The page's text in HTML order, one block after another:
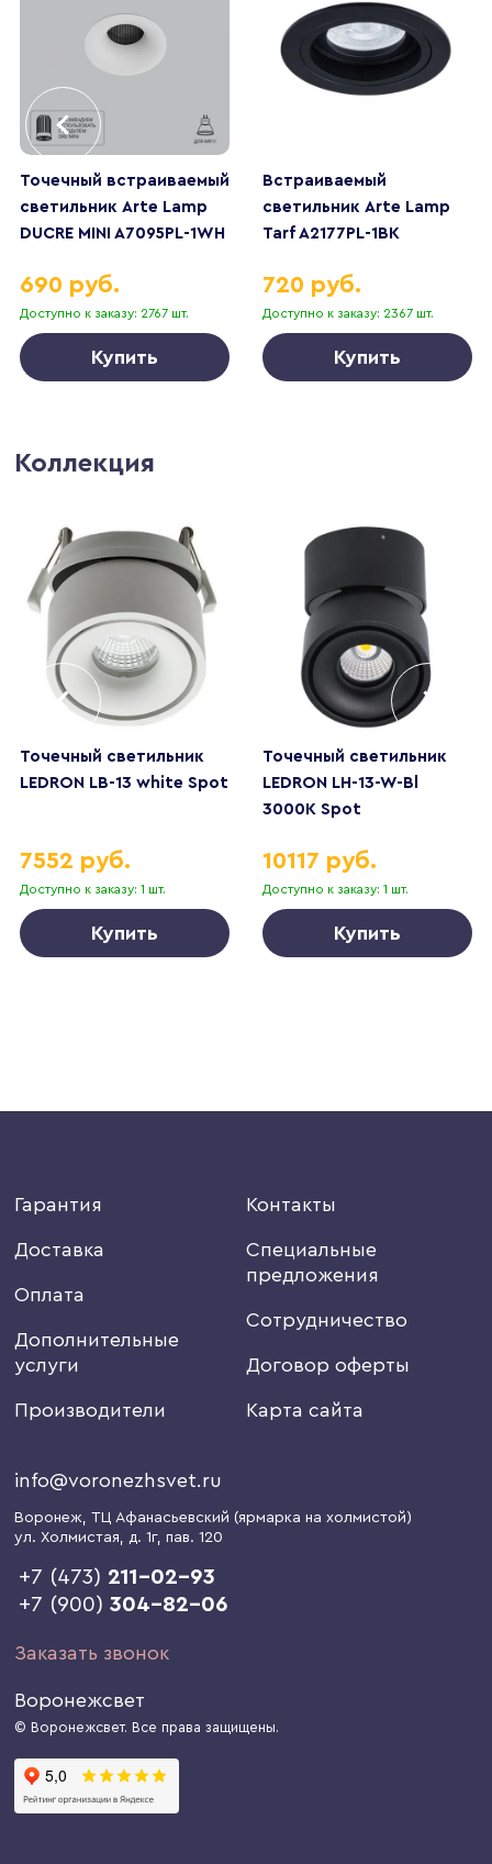
Точечный встраиваемый
светильник Arte Lamp
DUCRE MINI A7095PL-1WH
Доступно к заказу: 2767 шт.
690 руб.
Купить
Встраиваемый
светильник Arte Lamp
Tarf A2177PL-1BK
Доступно к заказу: 2367 шт.
720 руб.
Купить
Коллекция
Точечный светильник
LEDRON LB-13 white Spot
Доступно к заказу: 1 шт.
7552 руб.
Купить
Точечный светильник
LEDRON LH-13-W-Bl
3000K Spot
Доступно к заказу: 1 шт.
10117 руб.
Купить
Гарантия
Доставка
Оплата
Дополнительные
услуги
Производители
Контакты
Специальные
предложения
Сотрудничество
Договор оферты
Карта сайта
info@voronezhsvet.ru
Воронеж, ТЦ Афанасьевский (ярмарка на холмистой)
ул. Холмистая, д. 1г, пав. 120
+7 (473) 211-02-93
+7 (900)304-82-06
Заказать звонок
Воронежсвет
© Воронежсвет. Все права защищены.